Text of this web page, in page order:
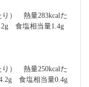
）　熱量283kcalた
　食塩相当量1.4g
）　熱量250kcalた
　食塩相当量0.4g